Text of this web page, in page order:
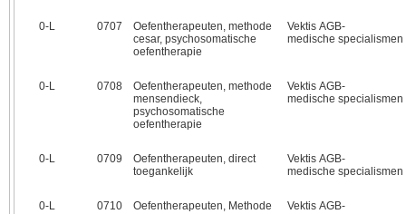
0‑L 0707
Oefentherapeuten, methode
cesar, psychosomatische
oefentherapie
Vektis AGB-
medische specialismen
0‑L 0708
Oefentherapeuten, methode
mensendieck,
psychosomatische
oefentherapie
Vektis AGB-
medische specialismen
0‑L 0709
Oefentherapeuten, direct
toegankelijk
Vektis AGB-
medische specialismen
0‑L 0710
Oefentherapeuten, Methode
Vektis AGB-